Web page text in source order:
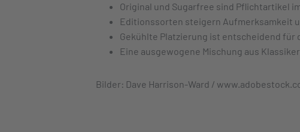
Original und Sugarfree sind Pflichtartikel
Editionssorten steigern Aufmerksamkeit
Gekühlte Platzierung ist entscheidend für
Eine ausgewogene Mischung aus
Bilder: Dave Harrison-Ward /